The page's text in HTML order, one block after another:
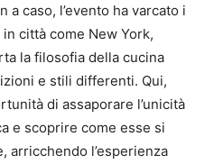
caso, l’evento ha varcato i
città come New York,
la filosofia della cucina
e stili differenti. Qui,
di assaporare l’unicità
e scoprire come esse si
arricchendo l’esperienza